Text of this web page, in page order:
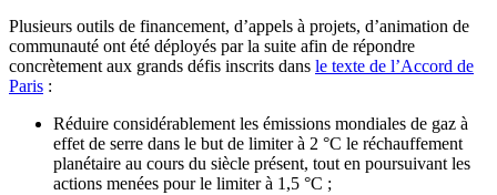
Plusieurs outils de financement, d’appels à projets, d’animation de
communauté ont été déployés par la suite afin de répondre
concrètement aux grands défis inscrits dans le texte de l’Accord de
Paris :
Réduire considérablement les émissions mondiales de gaz à
effet de serre dans le but de limiter à 2 °C le réchauffement
planétaire au cours du siècle présent, tout en poursuivant les
actions menées pour le limiter à 1,5 °C ;